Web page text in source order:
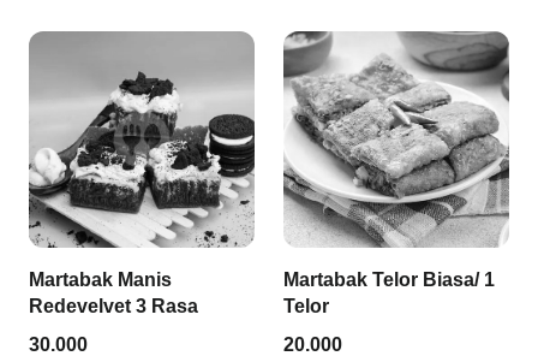
Martabak Manis
Redevelvet 3 Rasa
30.000
Martabak Telor Biasa/ 1
Telor
20.000